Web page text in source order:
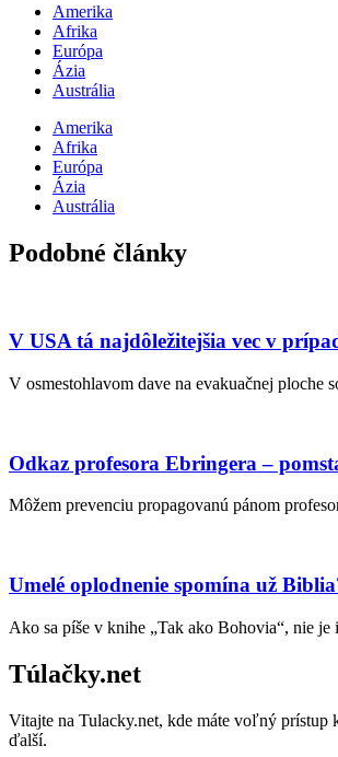
Amerika
Afrika
Európa
Ázia
Austrália
Amerika
Afrika
Európa
Ázia
Austrália
Podobné články
V USA tá najdôležitejšia vec v
V osmestohlavom dave na evakuačnej
Odkaz profesora Ebringera –
Môžem prevenciu propagovanú pánom
Umelé oplodnenie spomína už
Ako sa píše v knihe „Tak ako Bohovia“, nie
Túlačky.net
Vitajte na Tulacky.net, kde máte voľný prístup
ďalší.